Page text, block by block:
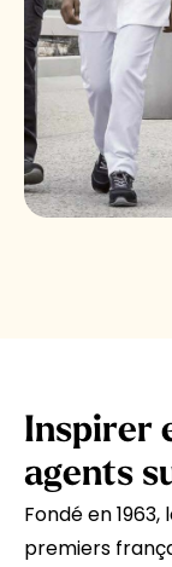
Inspirer
agents
Fondé en
premiers